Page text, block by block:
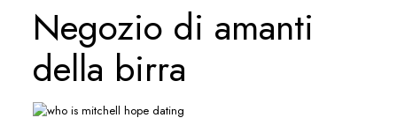
Negozio di amanti
della birra